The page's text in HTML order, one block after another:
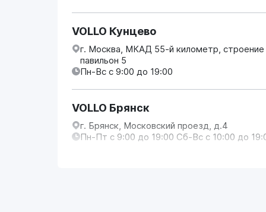
VOLLO Кунцево
г. Москва, МКАД 55-й километр, строение
павильон 5
Пн-Вс с 9:00 до 19:00
VOLLO Брянск
г. Брянск, Московский проезд, д.4
Пн-Пт с 9:00 до 19:00 Сб-Вс с 10:00 до